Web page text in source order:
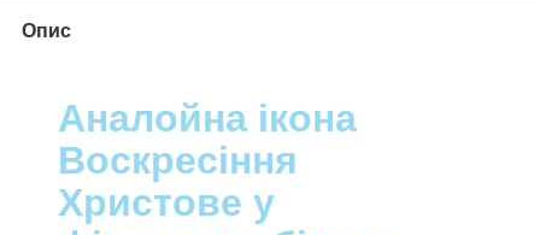
Опис
Аналойна ікона
Воскресіння
Христове у